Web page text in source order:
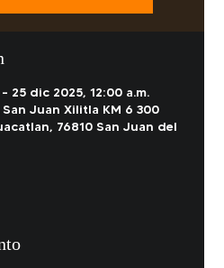
25 dic 2025, 12:00 a.m.
Juan Xilitla KM 6 300
76810 San Juan del